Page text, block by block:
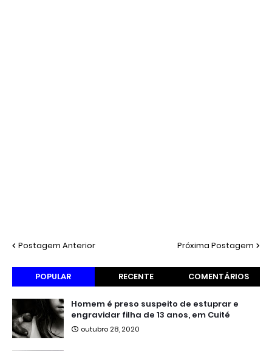
Postagem Anterior Próxima Postagem
POPULAR RECENTE COMENTÁRIOS
Homem é preso suspeito de estuprar e
engravidar filha de 13 anos, em Cuité
outubro 28, 2020